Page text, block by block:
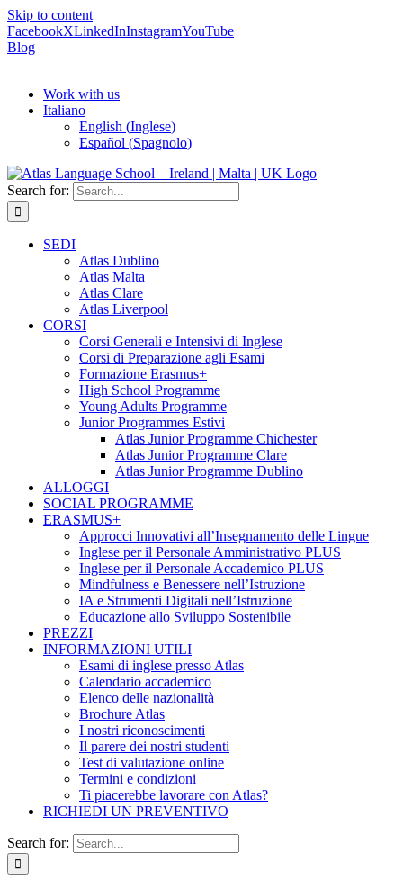
Skip to content
FacebookXLinkedInInstagramYouTube
Blog
Work with us
Italiano
English (Inglese)
Español (Spagnolo)
Search for:
SEDI
Atlas Dublino
Atlas Malta
Atlas Clare
Atlas Liverpool
CORSI
Corsi Generali e Intensivi di Inglese
Corsi di Preparazione agli Esami
Formazione Erasmus+
High School Programme
Young Adults Programme
Junior Programmes Estivi
Atlas Junior Programme Chichester
Atlas Junior Programme Clare
Atlas Junior Programme Dublino
ALLOGGI
SOCIAL PROGRAMME
ERASMUS+
Approcci Innovativi all’Insegnamento delle Lingue
Inglese per il Personale Amministrativo PLUS
Inglese per il Personale Accademico PLUS
Mindfulness e Benessere nell’Istruzione
IA e Strumenti Digitali nell’Istruzione
Educazione allo Sviluppo Sostenibile
PREZZI
INFORMAZIONI UTILI
Esami di inglese presso Atlas
Calendario accademico
Elenco delle nazionalità
Brochure Atlas
I nostri riconoscimenti
Il parere dei nostri studenti
Test di valutazione online
Termini e condizioni
Ti piacerebbe lavorare con Atlas?
RICHIEDI UN PREVENTIVO
Search for: